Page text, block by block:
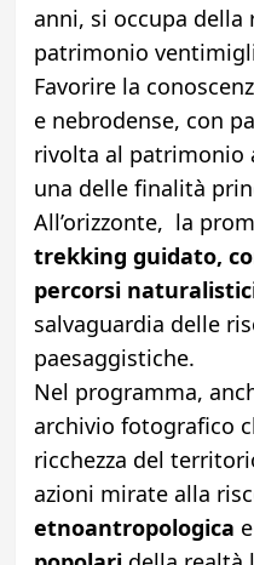
anni, si occupa della
patrimonio
Favorire la
e nebrodense, con
rivolta al patrimonio
una delle finalità
All’orizzonte, la
trekking guidato,
percorsi
salvaguardia delle
paesaggistiche.
Nel programma,
archivio fotografico
ricchezza del
azioni mirate alla
etnoantropologica